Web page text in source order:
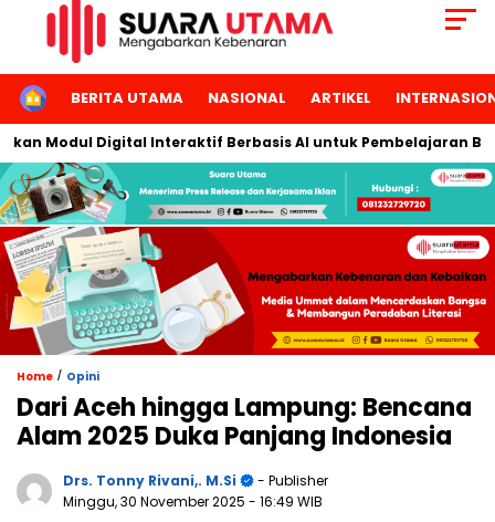
HOMEBERITA UTAMA NASIONAL ARTIKEL
Digital Interaktif Berbasis AI untuk Pembelajaran
Home / Opini
Dari Aceh hingga Lampung: Bencana
Alam 2025 Duka Panjang Indonesia
Drs. Tonny Rivani,. M.Si
- Publisher
Minggu, 30 November 2025 - 16:49 WIB